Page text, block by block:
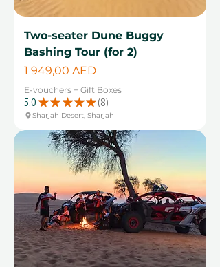
Two-seater Dune Buggy
Bashing Tour (for 2)
Цена
1 949,00 AED
E-vouchers + Gift Boxes
5.0 ★ ★ ★ ★ ★ 8
8
Sharjah Desert, Sharjah